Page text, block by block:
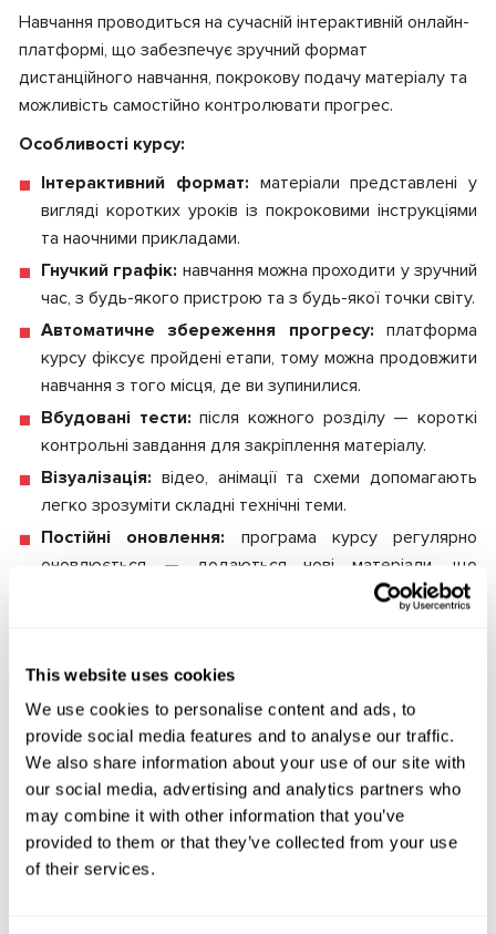
This website uses cookies
We use cookies to personalise content and ads, to
provide social media features and to analyse our traffic.
We also share information about your use of our site with
our social media, advertising and analytics partners who
may combine it with other information that you’ve
provided to them or that they’ve collected from your use
of their services.
Навчання проводиться на сучасній інтерактивній онлайн-
платформі, що забезпечує зручний формат
дистанційного навчання, покрокову подачу матеріалу та
можливість самостійно контролювати прогрес.
Особливості курсу:
Інтерактивний формат: матеріали представлені у
вигляді коротких уроків із покроковими інструкціями
та наочними прикладами.
Гнучкий графік: навчання можна проходити у зручний
час, з будь-якого пристрою та з будь-якої точки світу.
Автоматичне збереження прогресу: платформа
курсу фіксує пройдені етапи, тому можна продовжити
навчання з того місця, де ви зупинилися.
Вбудовані тести:після кожного розділу — короткі
контрольні завдання для закріплення матеріалу.
Візуалізація: відео, анімації та схеми допомагають
легко зрозуміти складні технічні теми.
Постійні оновлення: програма курсу регулярно
оновлюється — додаються нові матеріали, що
відображають зміни в конструкції та програмних
Для кого курс
Фахівці СТО, які обслуговують Tesla
Інженери та автомеханіки, що працюють з
електромобілями
Власники невеликих автосервісів, які хочуть
розширити перелік послуг